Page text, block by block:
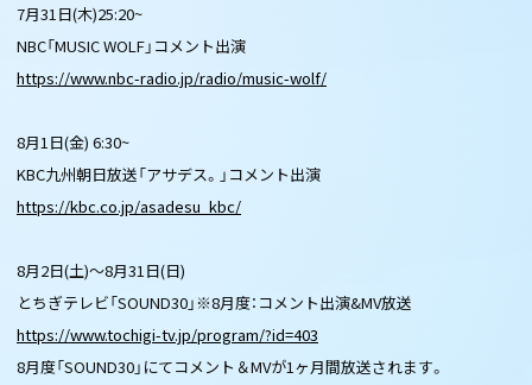
7月31日(木)25:20~
NBC「MUSIC WOLF」コメント出演
https://www.nbc-radio.jp/radio/music-wolf/
8月1日(金) 6:30~
KBC九州朝日放送「アサデス。」コメント出演
https://kbc.co.jp/asadesu_kbc/
8月2日(土)～8月31日(日)
とちぎテレビ「SOUND30」※8月度：コメント出演&MV放送
https://www.tochigi-tv.jp/program/?id=403
8月度「SOUND30」にてコメント＆MVが1ヶ月間放送されます。